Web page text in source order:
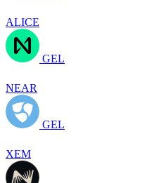
ALICE
GEL
NEAR
GEL
XEM